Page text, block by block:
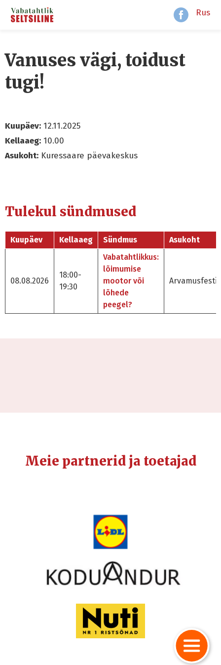
Rus
Vanuses vägi, toidust
tugi!
Kuupäev: 12.11.2025
Kellaaeg: 10.00
Asukoht: Kuressaare päevakeskus
Tulekul sündmused
Kuupäev Kellaaeg Sündmus Asukoht
08.08.2026
18:00-
19:30
Vabatahtlikkus:
lõimumise
mootor või
lõhede
peegel?
Meie partnerid ja toetajad